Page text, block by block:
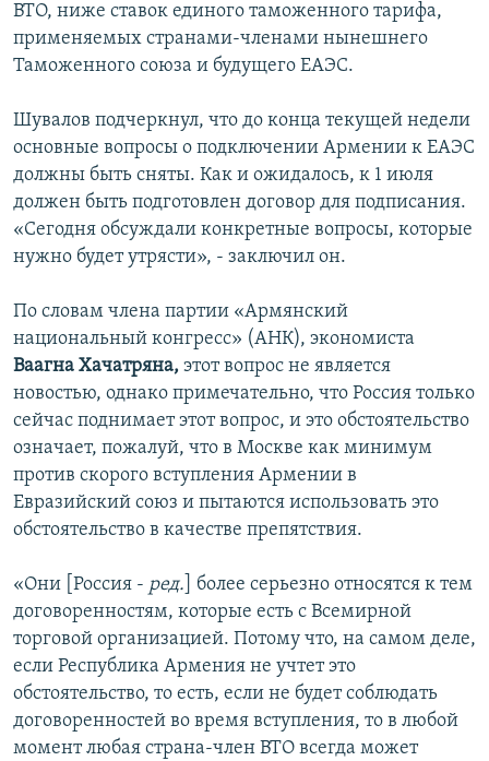
ВТО, ниже ставок единого таможенного тарифа,
применяемых странами-членами нынешнего
Таможенного союза и будущего ЕАЭС.
Шувалов подчеркнул, что до конца текущей недели
основные вопросы о подключении Армении к ЕАЭС
должны быть сняты. Как и ожидалось, к 1 июля
должен быть подготовлен договор для подписания.
«Сегодня обсуждали конкретные вопросы, которые
нужно будет утрясти», - заключил он.
По словам члена партии «Армянский
национальный конгресс» (АНК), экономиста
Ваагна Хачатряна, этот вопрос не является
новостью, однако примечательно, что Россия только
сейчас поднимает этот вопрос, и это обстоятельство
означает, пожалуй, что в Москве как минимум
против скорого вступления Армении в
Евразийский союз и пытаются использовать это
обстоятельство в качестве препятствия.
«Они [Россия - ред. ] более серьезно относятся к тем
договоренностям, которые есть с Всемирной
торговой организацией. Потому что, на самом деле,
если Республика Армения не учтет это
обстоятельство, то есть, если не будет соблюдать
договоренностей во время вступления, то в любой
момент любая страна-член ВТО всегда может